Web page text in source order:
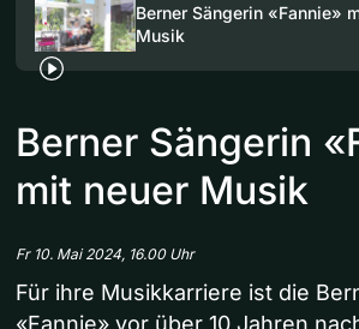
Berner Sängerin «Fannie»
Musik
Berner Sängerin
mit neuer Musik
Fr 10. Mai 2024, 16.00 Uhr
Für ihre Musikkarriere ist die